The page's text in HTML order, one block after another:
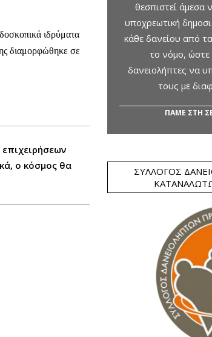
ιδρύματα
διαμορφώθηκε σε
ο κόσμος θα
θεσπιστεί άμεσα
υποχρεωτική
κάθε δανείου από
το νόμο, ώστε
δανειολήπτες να
τους με
ΠΑΜΕ ΣΤΗ
ΣΎΛΛΟΓΟΣ